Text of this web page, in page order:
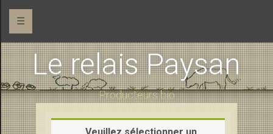
☰
Le relais Paysan
Producteurs bio